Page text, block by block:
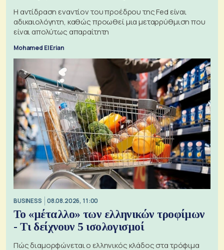
Η αντίδραση εναντίον του προέδρου της Fed είναι
αδικαιολόγητη, καθώς προωθεί μια μεταρρύθμιση που
είναι απολύτως απαραίτητη
Mohamed El Erian
BUSINESS 08.08.2026, 11:00
Το «μέταλλο» των ελληνικών τροφίμων
- Τι δείχνουν 5 ισολογισμοί
Πώς διαμορφώνεται ο ελληνικός κλάδος στα τρόφιμα